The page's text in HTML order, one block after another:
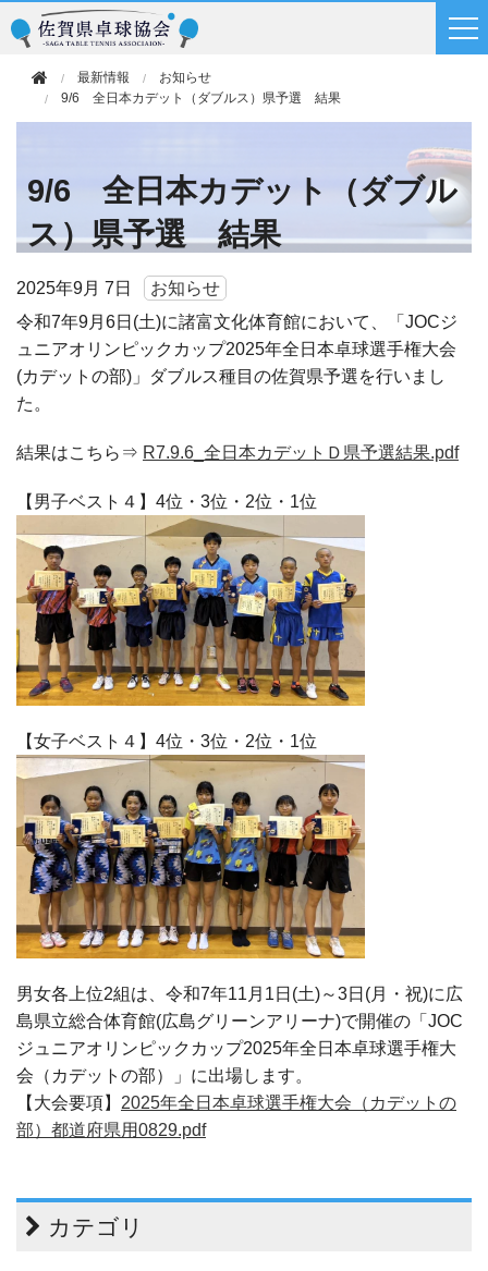
最新情報
お知らせ
9/6 全日本カデット（ダブルス）県予選 結果
9/6 全日本カデット（ダブル
ス）県予選 結果
2025年9月 7日
お知らせ
令和7年9月6日(土)に諸富文化体育館において、「JOCジ
ュニアオリンピックカップ2025年全日本卓球選手権大会
(カデットの部)」ダブルス種目の佐賀県予選を行いまし
た。
結果はこちら⇒ R7.9.6_全日本カデットＤ県予選結果.pdf
【男子ベスト４】4位・3位・2位・1位
【女子ベスト４】4位・3位・2位・1位
男女各上位2組は、令和7年11月1日(土)～3日(月・祝)に広
島県立総合体育館(広島グリーンアリーナ)で開催の「JOC
ジュニアオリンピックカップ2025年全日本卓球選手権大
会（カデットの部）」に出場します。
【大会要項】 2025年全日本卓球選手権大会（カデットの
部）都道府県用0829.pdf
カテゴリ